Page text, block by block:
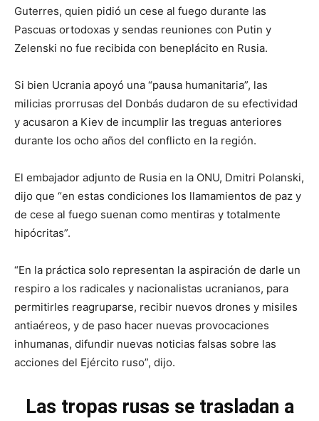
Guterres, quien pidió un cese al fuego durante las
Pascuas ortodoxas y sendas reuniones con Putin y
Zelenski no fue recibida con beneplácito en Rusia.
Si bien Ucrania apoyó una “pausa humanitaria”, las
milicias prorrusas del Donbás dudaron de su efectividad
y acusaron a Kiev de incumplir las treguas anteriores
durante los ocho años del conflicto en la región.
El embajador adjunto de Rusia en la ONU, Dmitri Polanski,
dijo que “en estas condiciones los llamamientos de paz y
de cese al fuego suenan como mentiras y totalmente
hipócritas”.
“En la práctica solo representan la aspiración de darle un
respiro a los radicales y nacionalistas ucranianos, para
permitirles reagruparse, recibir nuevos drones y misiles
antiaéreos, y de paso hacer nuevas provocaciones
inhumanas, difundir nuevas noticias falsas sobre las
acciones del Ejército ruso”, dijo.
Las tropas rusas se trasladan a